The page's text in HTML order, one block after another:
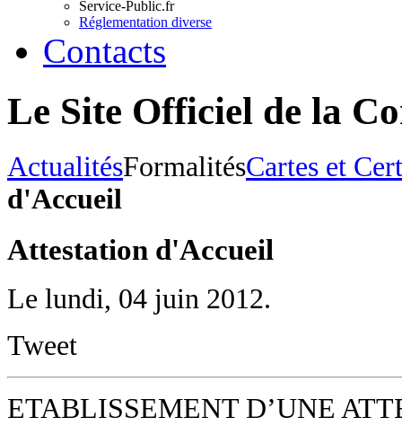
Service-Public.fr
Réglementation diverse
Contacts
Le Site Officiel de la
ActualitésFormalitésCartes et
d'Accueil
Attestation d'Accueil
Le lundi, 04 juin 2012.
Tweet
ETABLISSEMENT D’UNE